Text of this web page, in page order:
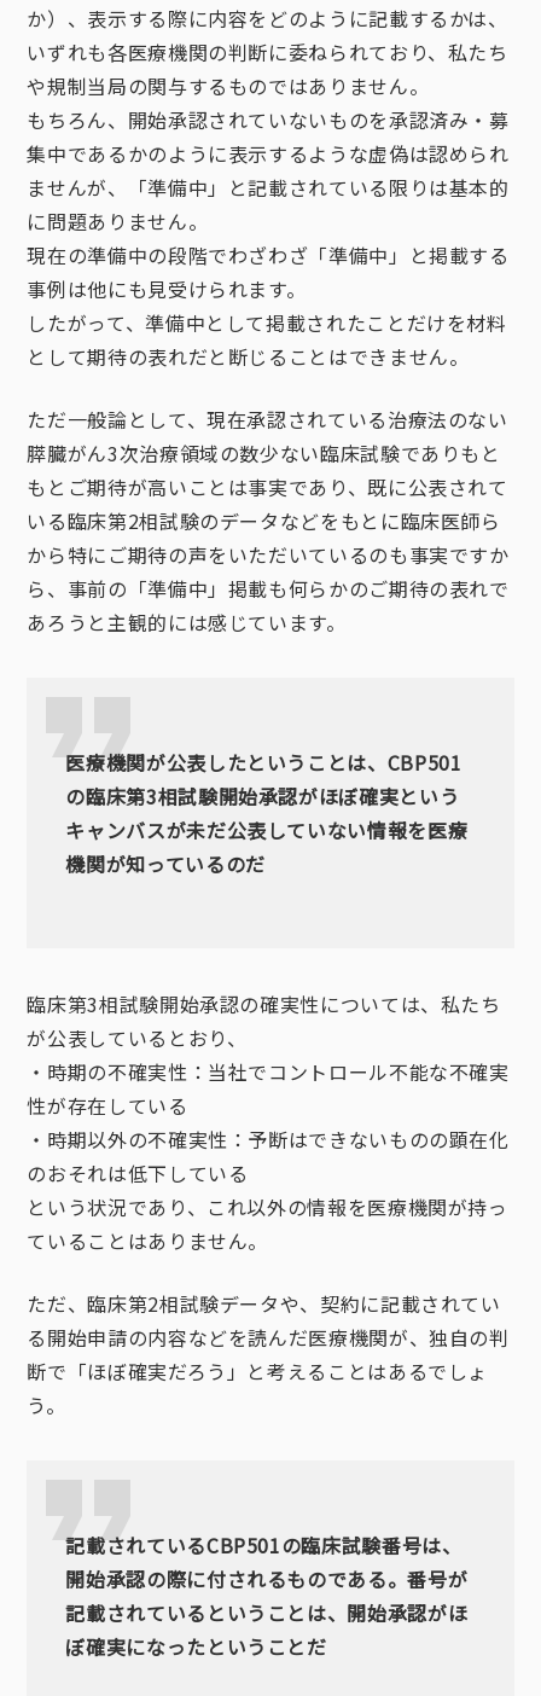
か）、表示する際に内容をどのように記載するかは、
いずれも各医療機関の判断に委ねられており、私たち
や規制当局の関与するものではありません。
もちろん、開始承認されていないものを承認済み・募
集中であるかのように表示するような虚偽は認められ
ませんが、「準備中」と記載されている限りは基本的
に問題ありません。
現在の準備中の段階でわざわざ「準備中」と掲載する
事例は他にも見受けられます。
したがって、準備中として掲載されたことだけを材料
として期待の表れだと断じることはできません。
ただ一般論として、現在承認されている治療法のない
膵臓がん3次治療領域の数少ない臨床試験でありもと
もとご期待が高いことは事実であり、既に公表されて
いる臨床第2相試験のデータなどをもとに臨床医師ら
から特にご期待の声をいただいているのも事実ですか
ら、事前の「準備中」掲載も何らかのご期待の表れで
あろうと主観的には感じています。
医療機関が公表したということは、CBP501
の臨床第3相試験開始承認がほぼ確実という
キャンバスが未だ公表していない情報を医療
機関が知っているのだ
臨床第3相試験開始承認の確実性については、私たち
が公表しているとおり、
・時期の不確実性：当社でコントロール不能な不確実
性が存在している
・時期以外の不確実性：予断はできないものの顕在化
のおそれは低下している
という状況であり、これ以外の情報を医療機関が持っ
ていることはありません。
ただ、臨床第2相試験データや、契約に記載されてい
る開始申請の内容などを読んだ医療機関が、独自の判
断で「ほぼ確実だろう」と考えることはあるでしょ
う。
記載されているCBP501の臨床試験番号は、
開始承認の際に付されるものである。番号が
記載されているということは、開始承認がほ
ぼ確実になったということだ